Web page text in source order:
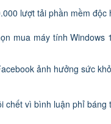
lượt tải phần mềm độc
mua máy tính Windows
ảnh hưởng sức
chết vì bình luận phỉ báng